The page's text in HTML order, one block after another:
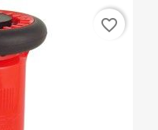
favorite_border